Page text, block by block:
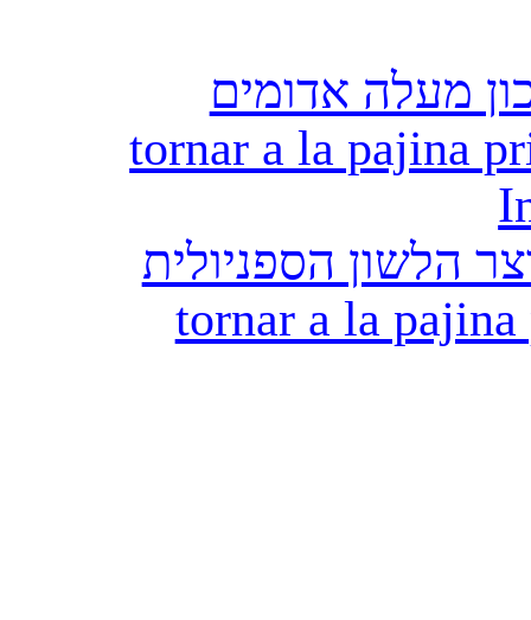
מעלה אדומים
tornar a la pajina
הלשון הספניולית
tornar a la